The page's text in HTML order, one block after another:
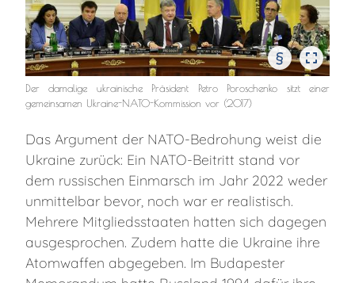
§
Der damalige ukrainische Präsident Petro Poroschenko sitzt einer
gemeinsamen Ukraine-NATO-Kommission vor (2017)
Das Argument der NATO-Bedrohung weist die
Ukraine zurück: Ein NATO-Beitritt stand vor
dem russischen Einmarsch im Jahr 2022 weder
unmittelbar bevor, noch war er realistisch.
Mehrere Mitgliedsstaaten hatten sich dagegen
ausgesprochen. Zudem hatte die Ukraine ihre
Atomwaffen abgegeben. Im Budapester